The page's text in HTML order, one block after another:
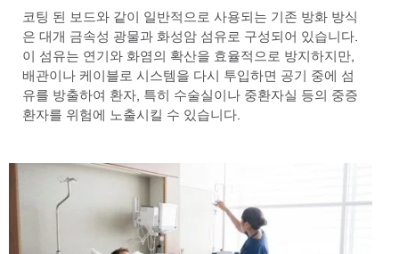
코팅 된 보드와 같이 일반적으로 사용되는 기존 방화 방식
은 대개 금속성 광물과 화성암 섬유로 구성되어 있습니다.
이 섬유는 연기와 화염의 확산을 효율적으로 방지하지만,
배관이나 케이블로 시스템을 다시 투입하면 공기 중에 섬
유를 방출하여 환자, 특히 수술실이나 중환자실 등의 중증
환자를 위험에 노출시킬 수 있습니다.